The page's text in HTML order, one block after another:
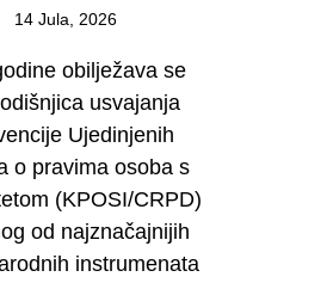
14 Jula, 2026
obilježava se
usvajanja
Ujedinjenih
o pravima osoba s
(KPOSI/CRPD)
od najznačajnijih
instrumenata